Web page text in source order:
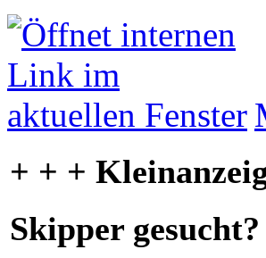
+ + +
Skipper gesucht?